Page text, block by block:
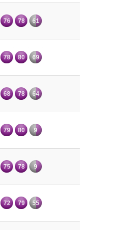
76 78 61
78 80 69
68 78 64
79 80 9
75 78 9
72 79 55